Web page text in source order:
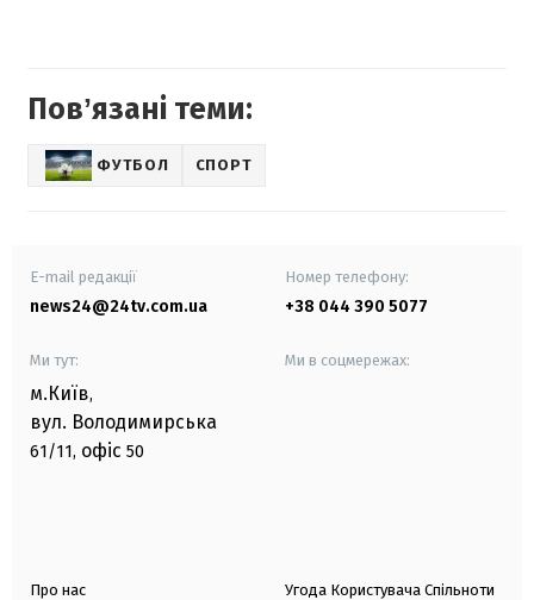
Повʼязані теми:
ФУТБОЛ СПОРТ
E-mail редакції
news24@24tv.com.ua
Номер телефону:
+38 044 390 5077
Ми тут:
м.Київ,
вул. Володимирська
61/11, офіс 50
Ми в соцмережах:
Про нас Угода Користувача Спільноти